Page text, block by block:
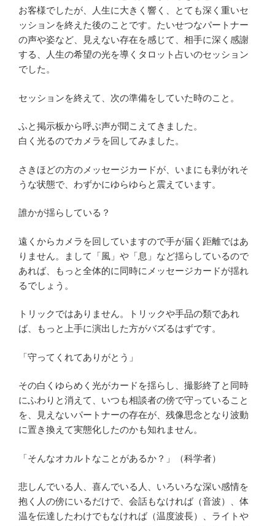
お客様でしたが、人生に大きく響く、とても深く重いセ
ッションを終えた後のことです。たいせつなパートナー
の声や姿など、見えない存在を感じて、相手に深く感謝
する、人生の希望の光を導くタロット占いのセッション
でした。
セッションを終えて、次の準備をしていた時のこと。
ふと掲示板から呼ぶ声が聞こえてきました。
白く光るのでカメラを回してみました。
さきほどの方のメッセージカードが、いまにも剥がれそ
うな状態で、わずかにゆらゆらと震えています。
誰かが揺らしている？
遠くからカメラを回していますので手が届く距離ではあ
りません。まして「風」や「息」など揺らしているので
あれば、もっと全体的に同時にメッセージカードが揺れ
るでしょう。
トリックではありません。トリックや手品の類であれ
ば、もっと上手に演出した方がバズるはずです。
「守ってくれてありがとう」
その白くゆらめく光がカードを揺らし、撮影終了と同時
にふわりと消えて、いつも相談者の傍で守っていること
を、見えないパートナーの存在が、残像思念となり波動
に置き換えて実態化したのかも知れません。
「そんなオカルトなことがあるか？」（科学者）
悲しんでいる人、喜んでいる人、いろいろな深い感情を
抱く人の傍にいるだけで、会話もなければ（音波）、体
温を伝達したわけでもなければ（温度波長）、ライトや